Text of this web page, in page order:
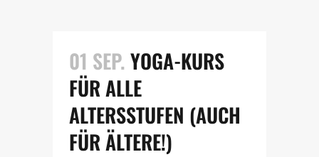
01 SEP. YOGA-KURS
FÜR ALLE
ALTERSSTUFEN (AUCH
FÜR ÄLTERE!)